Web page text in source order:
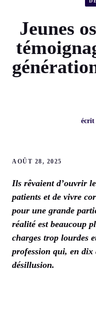
Jeunes
écrit
AOÛT 28, 2025
Ils rêvaient d’ouvrir
patients et de vivre
pour une grande
réalité est beaucoup
charges trop lourdes
profession qui, en dix
désillusion.